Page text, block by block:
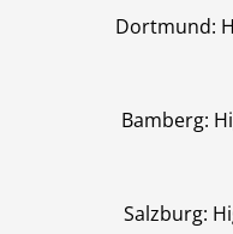
Dortmund:
Bamberg:
Salzburg: